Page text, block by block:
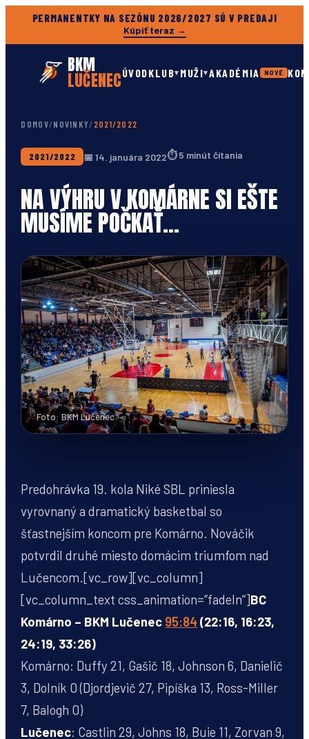
PERMANENTKY NA SEZÓNU 2026/2027 SÚ V PREDAJI
Kúpiť teraz →
BKM
LUČENECÚVODKLUB▾ MUŽI▾AKADÉMIA NOVÉ
DOMOV/NOVINKY/ 2021/2022
2021/2022 📅14. januára 2022⏱5 minút čítania
NA VÝHRU V KOMÁRNE SI EŠTE
MUSÍME POČKAŤ…
Foto: BKM Lučenec
Predohrávka 19. kola Niké SBL priniesla
vyrovnaný a dramatický basketbal so
šťastnejším koncom pre Komárno. Nováčik
potvrdil druhé miesto domácim triumfom nad
Lučencom.[vc_row][vc_column]
[vc_column_text css_animation=“fadeIn“]BC
Komárno – BKM Lučenec 95:84 (22:16, 16:23,
24:19, 33:26)
Komárno: Duffy 21, Gašič 18, Johnson 6, Danielič
3, Dolník 0 (Djordjevič 27, Pipíška 13, Ross-Miller
7, Balogh 0)
Lučenec: Castlin 29, Johns 18, Buie 11, Zorvan 9,